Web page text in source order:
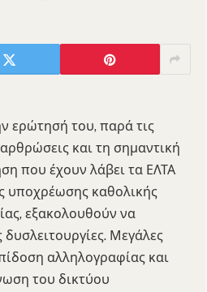
ερώτησή του, παρά τις
και τη σημαντική
που έχουν λάβει τα ΕΛΤΑ
υποχρέωσης καθολικής
εξακολουθούν να
Μεγάλες
αλληλογραφίας και
του δικτύου